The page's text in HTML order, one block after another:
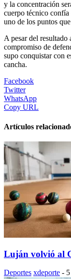
y la concentración
cuerpo técnico confía
uno de los puntos
A pesar del resultado
compromiso de
supo conquistar con
cancha.
Facebook
Twitter
WhatsApp
Copy URL
Artículos
Luján volvió al
Deportes xdeporte -